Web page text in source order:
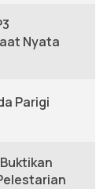
Nyata
Parigi